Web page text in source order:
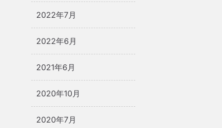
2022年7月
2022年6月
2021年6月
2020年10月
2020年7月